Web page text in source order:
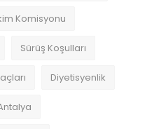
Komisyonu
Sürüş Koşulları
Diyetisyenlik